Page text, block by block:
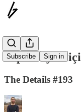
Subscribe Sign in
Tepe sinyali
The Details #193